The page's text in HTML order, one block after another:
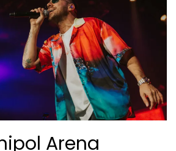
Arena